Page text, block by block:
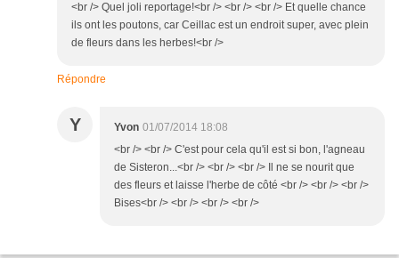
<br /> Quel joli reportage!<br /> <br /> <br /> Et quelle chance
ils ont les poutons, car Ceillac est un endroit super, avec plein
de fleurs dans les herbes!<br />
Répondre
Y Yvon 01/07/2014 18:08
<br /> <br /> C'est pour cela qu'il est si bon, l'agneau
de Sisteron...<br /> <br /> <br /> Il ne se nourit que
des fleurs et laisse l'herbe de côté <br /> <br /> <br />
Bises<br /> <br /> <br /> <br />